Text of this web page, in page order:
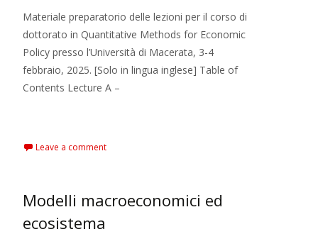
Materiale preparatorio delle lezioni per il corso di
dottorato in Quantitative Methods for Economic
Policy presso l’Università di Macerata, 3-4
febbraio, 2025. [Solo in lingua inglese] Table of
Contents Lecture A –
Leave a comment
Modelli macroeconomici ed
ecosistema